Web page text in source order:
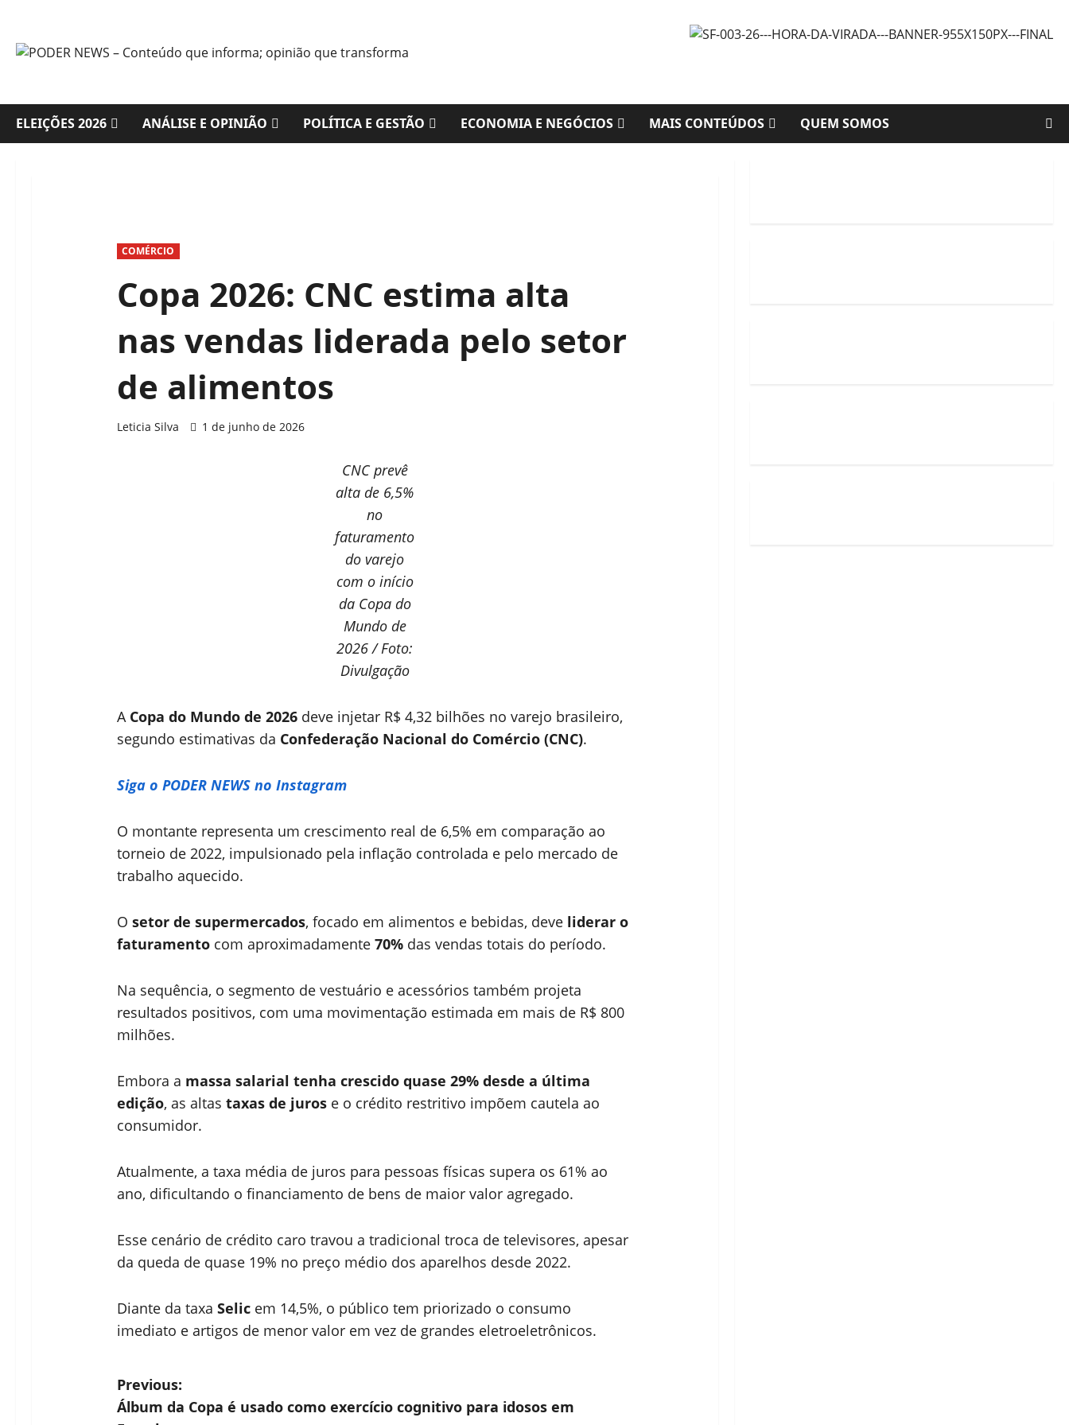
content
ELEIÇÕES 2026 ANÁLISE E OPINIÃO POLÍTICA E GESTÃO ECONOMIA E NEGÓCIOS MAIS CONTEÚDOS QUEM SOMOS
COMÉRCIO
Copa 2026: CNC estima alta
nas vendas liderada pelo setor
de alimentos
Leticia Silva 1 de junho de 2026
CNC prevê
alta de 6,5%
no
faturamento
do varejo
com o início
da Copa do
Mundo de
2026 / Foto:
Divulgação
A Copa do Mundo de 2026deve injetar R$ 4,32 bilhões no varejo brasileiro,
segundo estimativas da Confederação Nacional do Comércio (CNC).
Siga o PODER NEWS no Instagram
O montante representa um crescimento real de 6,5% em comparação ao
torneio de 2022, impulsionado pela inflação controlada e pelo mercado de
trabalho aquecido.
O setor de supermercados, focado em alimentos e bebidas, develiderar o
faturamentocom aproximadamente 70% das vendas totais do período.
Na sequência, o segmento de vestuário e acessórios também projeta
resultados positivos, com uma movimentação estimada em mais de R$ 800
milhões.
Embora a massa salarial tenha crescido quase 29% desde a última
edição, as altas taxas de jurose o crédito restritivo impõem cautela ao
consumidor.
Atualmente, a taxa média de juros para pessoas físicas supera os 61% ao
ano, dificultando o financiamento de bens de maior valor agregado.
Esse cenário de crédito caro travou a tradicional troca de televisores, apesar
da queda de quase 19% no preço médio dos aparelhos desde 2022.
Diante da taxa Selic em 14,5%, o público tem priorizado o consumo
imediato e artigos de menor valor em vez de grandes eletroeletrônicos.
P
Previous:
Álbum da Copa é usado como exercício cognitivo para idosos em